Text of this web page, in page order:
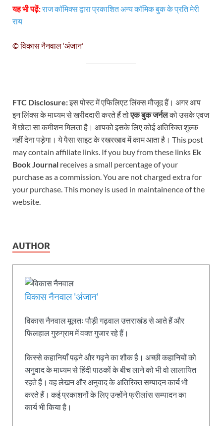
यह भी पढ़ें:राज कॉमिक्स द्वारा प्रकाशित अन्य कॉमिक बुक के प्रति मेरी
राय
© विकास नैनवाल ‘अंजान’
FTC Disclosure:इस पोस्ट में एफिलिएट लिंक्स मौजूद हैं। अगर आप
इन लिंक्स के माध्यम से खरीददारी करते हैं तोएक बुक जर्नलको उसके एवज
में छोटा सा कमीशन मिलता है। आपको इसके लिए कोई अतिरिक्त शुल्क
नहीं देना पड़ेगा। ये पैसा साइट के रखरखाव में काम आता है। This post
may contain affiliate links. If you buy from these links Ek
Book Journal receives a small percentage of your
purchase as a commission. You are not charged extra for
your purchase. This money is used in maintainence of the
website.
AUTHOR
विकास नैनवाल 'अंजान'
विकास नैनवाल मूलतः पौड़ी गढ़वाल उत्तराखंड से आते हैं और
फिलहाल गुरुग्राम में वक्त गुजार रहे हैं।
किस्से कहानियाँ पढ़ने और गढ़ने का शौक है। अच्छी कहानियों को
अनुवाद के माध्यम से हिंदी पाठकों के बीच लाने को भी वो लालायित
रहते हैं। वह लेखन और अनुवाद के अतिरिक्त सम्पादन कार्य भी
करते हैं। कई प्रकाशनों के लिए उन्होंने फ्रीलांस सम्पादन का
कार्य भी किया है।